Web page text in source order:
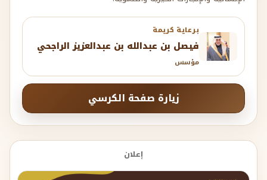
برعاية كريمة
فيصل بن عبدالله بن عبدالعزيز الراجحي
مؤسس
زيارة صفحة الكرسي
إعلان